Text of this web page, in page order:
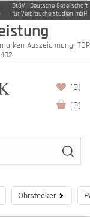
DtGV | Deutsche Gesellschaft
für Verbraucherstudien mbH
Auszeichnung: TOP
(0)
(0)
Ohrstecker